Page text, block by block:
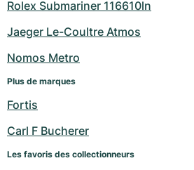
Sky-Dweller
Submariner
Baignoire
Ballon Blanc
Montres d'occasion
Super Avenger
Galactic
Montres d'occasion
GST
Vintage
Rolex Submariner 116610ln
Jaeger Le-Coultre Atmos
Nomos Metro
Plus de marques
Fortis
Carl F Bucherer
Les favoris des collectionneurs